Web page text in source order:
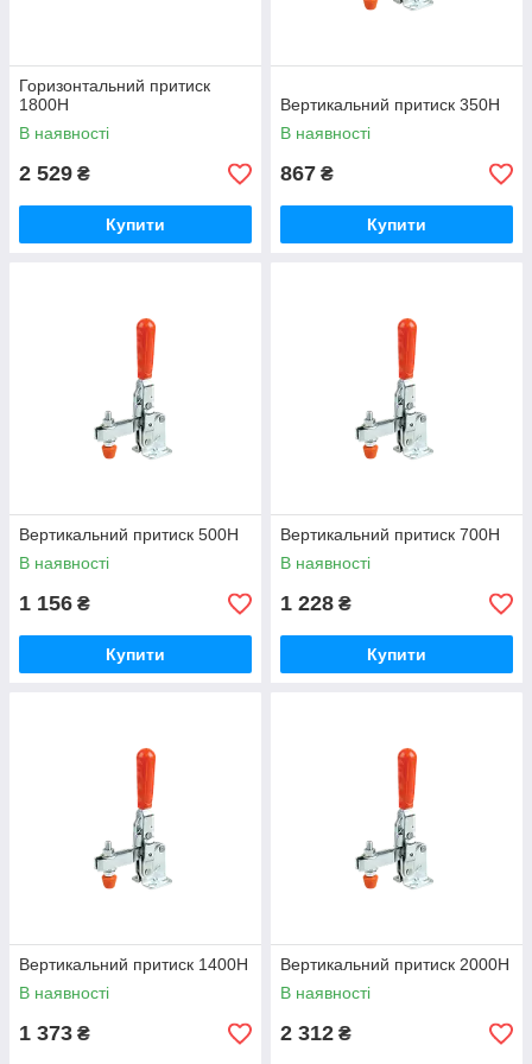
Горизонтальний притиск
1800Н
В наявності
2 529 ₴
Купити
Вертикальний притиск 350Н
В наявності
867 ₴
Купити
Вертикальний притиск 500Н
В наявності
1 156 ₴
Купити
Вертикальний притиск 700Н
В наявності
1 228 ₴
Купити
Вертикальний притиск 1400Н
В наявності
1 373 ₴
Вертикальний притиск 2000Н
В наявності
2 312 ₴